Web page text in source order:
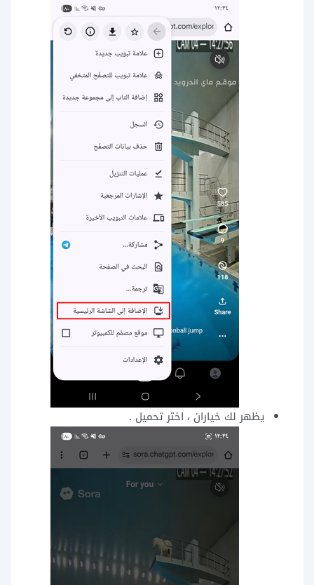
يظهر لك خياران ، اختر تحميل .